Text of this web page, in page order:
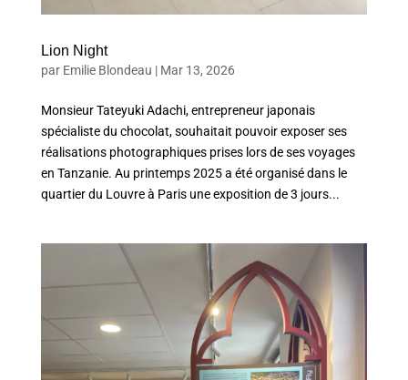
Lion Night
par Emilie Blondeau | Mar 13, 2026
Monsieur Tateyuki Adachi, entrepreneur japonais
spécialiste du chocolat, souhaitait pouvoir exposer ses
réalisations photographiques prises lors de ses voyages
en Tanzanie. Au printemps 2025 a été organisé dans le
quartier du Louvre à Paris une exposition de 3 jours...